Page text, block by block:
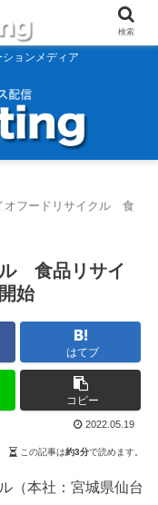
ョンメディア
オフードリサイクル 食
食品リサイ
始
はてブ
コピー
2022.05.19
この記事は約3分で読めます。
（本社：宮城県仙台
検索